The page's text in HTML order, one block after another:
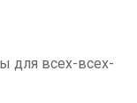
для всех-всех-